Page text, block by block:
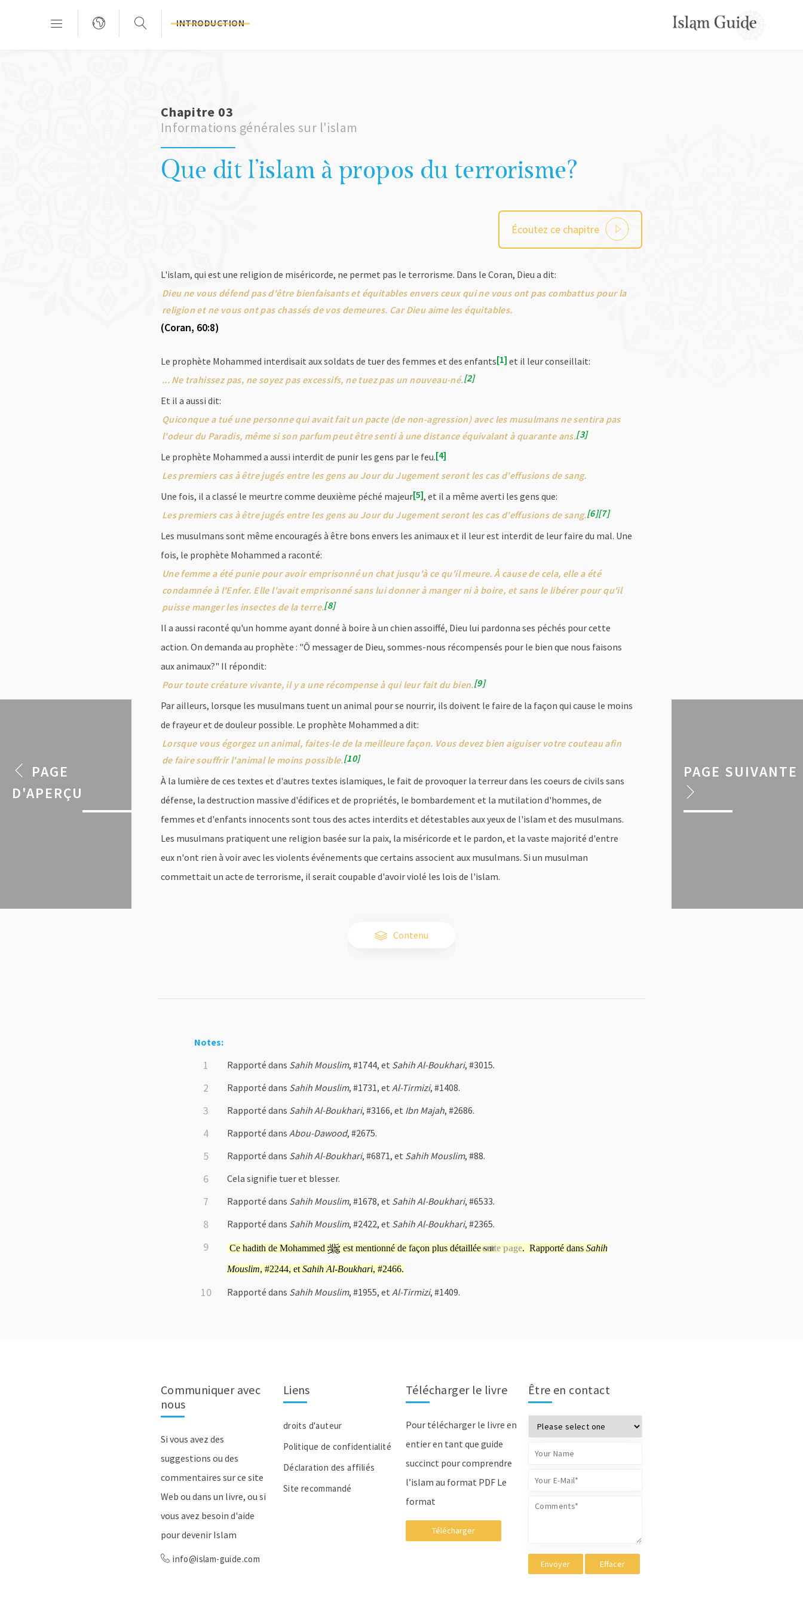
INTRODUCTION
Chapitre 03
Informations générales sur l'islam
Que dit l'islam à propos du terrorisme?
Écoutez ce chapitre
L'islam, qui est une religion de miséricorde, ne permet pas le terrorisme. Dans le Coran, Dieu a dit:
Dieu ne vous défend pas d'être bienfaisants et équitables envers ceux qui ne vous ont pas combattus pour la
religion et ne vous ont pas chassés de vos demeures. Car Dieu aime les équitables.
(Coran, 60:8)
Le prophète Mohammed interdisait aux soldats de tuer des femmes et des enfants 1 et il leur conseillait:
... Ne trahissez pas, ne soyez pas excessifs, ne tuez pas un nouveau-né. 2
Et il a aussi dit:
Quiconque a tué une personne qui avait fait un pacte (de non-agression) avec les musulmans ne sentira pas
l'odeur du Paradis, même si son parfum peut être senti à une distance équivalant à quarante ans. 3
Le prophète Mohammed a aussi interdit de punir les gens par le feu. 4
Les premiers cas à être jugés entre les gens au Jour du Jugement seront les cas d'effusions de sang.
Une fois, il a classé le meurtre comme deuxième péché majeur 5 , et il a même averti les gens que:
Les premiers cas à être jugés entre les gens au Jour du Jugement seront les cas d'effusions de sang. 6 7
Les musulmans sont même encouragés à être bons envers les animaux et il leur est interdit de leur faire du mal. Une
fois, le prophète Mohammed a raconté:
Une femme a été punie pour avoir emprisonné un chat jusqu'à ce qu'il meure. À cause de cela, elle a été
condamnée à l'Enfer. Elle l'avait emprisonné sans lui donner à manger ni à boire, et sans le libérer pour qu'il
puisse manger les insectes de la terre. 8
Il a aussi raconté qu'un homme ayant donné à boire à un chien assoiffé, Dieu lui pardonna ses péchés pour cette
action. On demanda au prophète : "Ô messager de Dieu, sommes-nous récompensés pour le bien que nous faisons
aux animaux?" Il répondit:
Pour toute créature vivante, il y a une récompense à qui leur fait du bien. 9
Par ailleurs, lorsque les musulmans tuent un animal pour se nourrir, ils doivent le faire de la façon qui cause le moins
de frayeur et de douleur possible. Le prophète Mohammed a dit:
Lorsque vous égorgez un animal, faites-le de la meilleure façon. Vous devez bien aiguiser votre couteau afin
de faire souffrir l'animal le moins possible. 10
À la lumière de ces textes et d'autres textes islamiques, le fait de provoquer la terreur dans les coeurs de civils sans
défense, la destruction massive d'édifices et de propriétés, le bombardement et la mutilation d'hommes, de
femmes et d'enfants innocents sont tous des actes interdits et détestables aux yeux de l'islam et des musulmans.
Les musulmans pratiquent une religion basée sur la paix, la miséricorde et le pardon, et la vaste majorité d'entre
eux n'ont rien à voir avec les violents événements que certains associent aux musulmans. Si un musulman
commettait un acte de terrorisme, il serait coupable d'avoir violé les lois de l'islam.
Contenu
PAGE
D'APERÇU
PAGE SUIVANTE
Notes:
Rapporté dans Sahih Mouslim, #1744, et Sahih Al-Boukhari, #3015.
Rapporté dans Sahih Mouslim, #1731, et Al-Tirmizi, #1408.
Rapporté dans Sahih Al-Boukhari, #3166, et Ibn Majah, #2686.
Rapporté dans Abou-Dawood, #2675.
Rapporté dans Sahih Al-Boukhari, #6871, et Sahih Mouslim, #88.
Cela signifie tuer et blesser.
Rapporté dans Sahih Mouslim, #1678, et Sahih Al-Boukhari, #6533.
Rapporté dans Sahih Mouslim, #2422, et Sahih Al-Boukhari, #2365.
Ce hadith de Mohammed est mentionné de façon plus détaillée surcette page. Rapporté dans Sahih
Mouslim, #2244, et Sahih Al-Boukhari, #2466.
Rapporté dans Sahih Mouslim, #1955, et Al-Tirmizi, #1409.
Communiquer avec
nous
Si vous avez des
suggestions ou des
commentaires sur ce site
Web ou dans un livre, ou si
vous avez besoin d'aide
pour devenir Islam
info@islam-guide.com
Liens
droits d'auteur
Politique de confidentialité
Déclaration des affiliés
Site recommandé
Télécharger le livre
Pour télécharger le livre en
entier en tant que guide
succinct pour comprendre
l’islam au format PDF Le
format
Télécharger
Être en contact
Envoyer Effacer